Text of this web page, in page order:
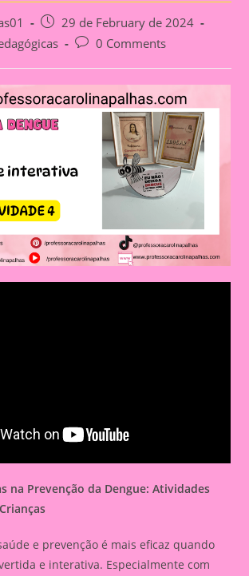
Post
published:
29 de February de 2024
Post0 Comments
na Prevenção da Dengue: Atividades
e prevenção é mais eficaz quando
e interativa. Especialmente com